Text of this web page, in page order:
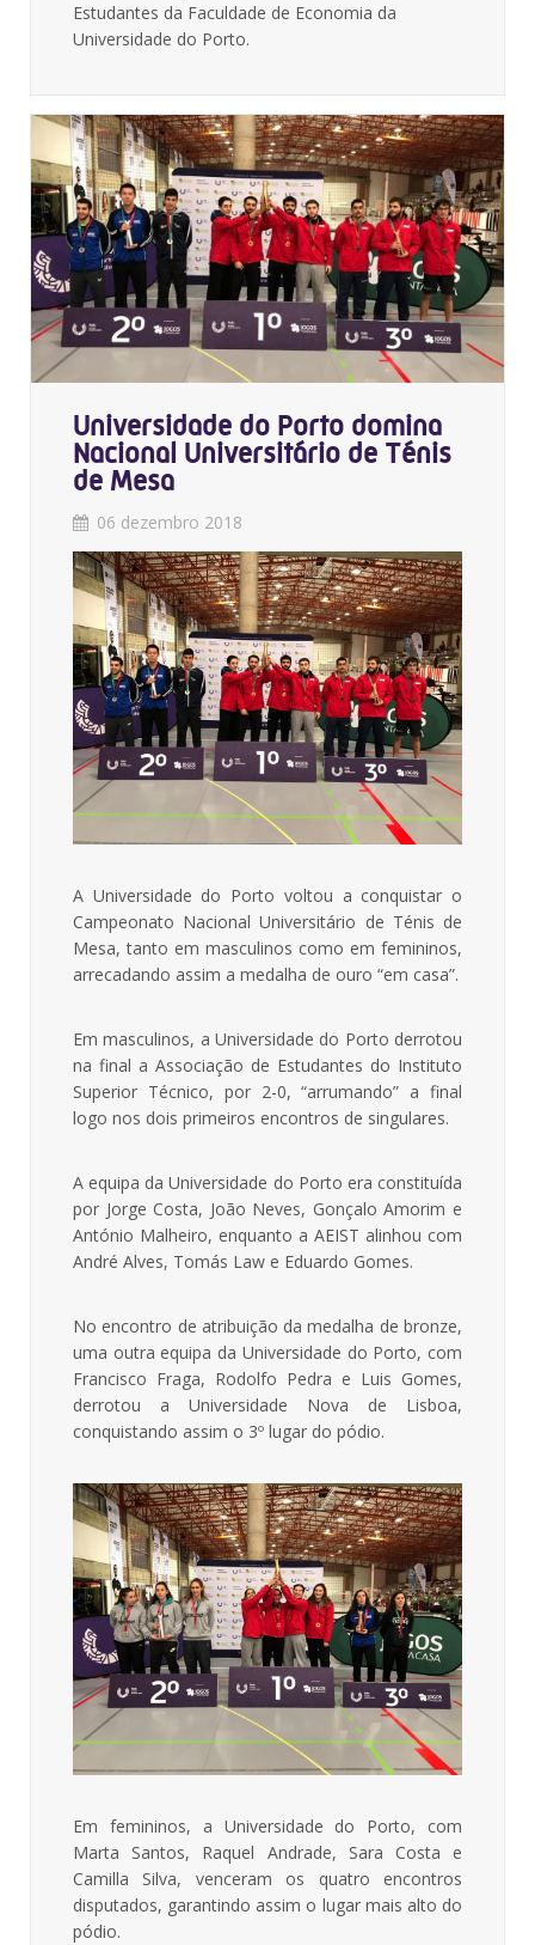
Estudantes da Faculdade de Economia da
Universidade do Porto.
Universidade do Porto domina
Nacional Universitário de Ténis
de Mesa
06 dezembro 2018
A Universidade do Porto voltou a conquistar o
Campeonato Nacional Universitário de Ténis de
Mesa, tanto em masculinos como em femininos,
arrecadando assim a medalha de ouro “em casa”.
Em masculinos, a Universidade do Porto derrotou
na final a Associação de Estudantes do Instituto
Superior Técnico, por 2-0, “arrumando” a final
logo nos dois primeiros encontros de singulares.
A equipa da Universidade do Porto era constituída
por Jorge Costa, João Neves, Gonçalo Amorim e
António Malheiro, enquanto a AEIST alinhou com
André Alves, Tomás Law e Eduardo Gomes.
No encontro de atribuição da medalha de bronze,
uma outra equipa da Universidade do Porto, com
Francisco Fraga, Rodolfo Pedra e Luis Gomes,
derrotou a Universidade Nova de Lisboa,
conquistando assim o 3º lugar do pódio.
Em femininos, a Universidade do Porto, com
Marta Santos, Raquel Andrade, Sara Costa e
Camilla Silva, venceram os quatro encontros
disputados, garantindo assim o lugar mais alto do
pódio.